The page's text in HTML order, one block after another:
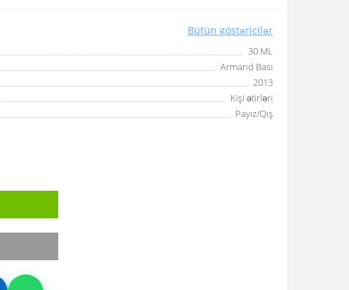
Bütün göstəricilər
30 ML
Armand Basi
2013
Kişi ətirləri
Payız/Qış